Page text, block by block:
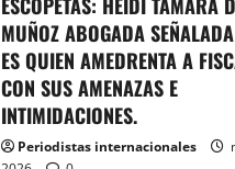
MUÑOZ ABOGADA
ES QUIEN AMEDRENTA A
CON SUS AMENAZAS E
INTIMIDACIONES.
Periodistas internacionales